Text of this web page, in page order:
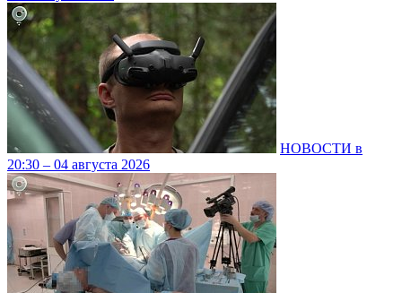
НОВОСТИ в
20:30 – 04 августа 2026